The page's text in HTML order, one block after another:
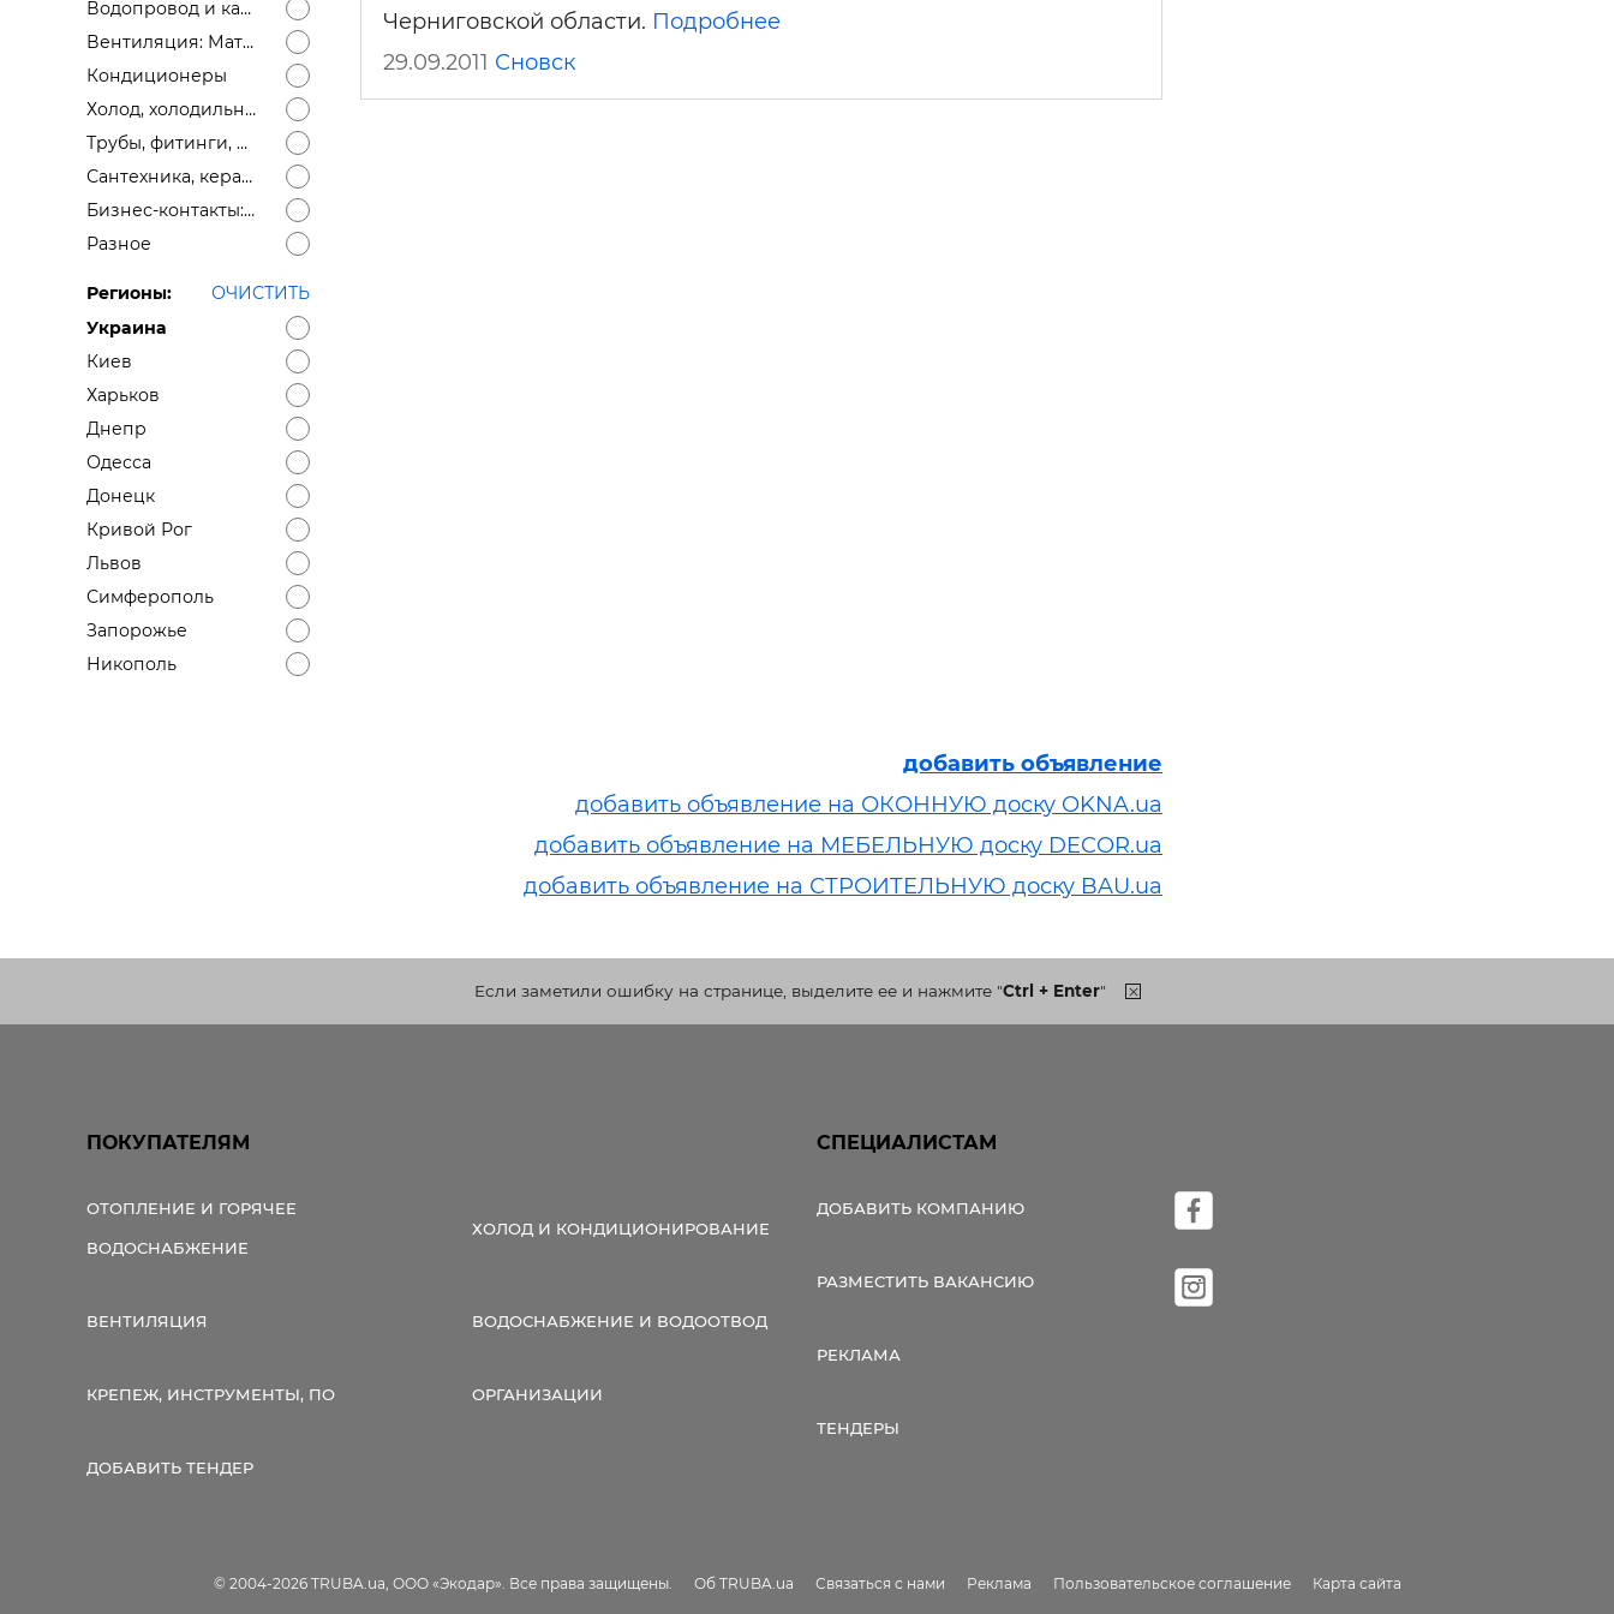
Водопровод и канализация: Материалы
Вентиляция: Материалы
Кондиционеры
Холод, холодильное оборудование
Трубы, фитинги, дымоходы
Сантехника, керамика
Бизнес-контакты: ищем поставщика, ищем дилеров, монтажные организации
Разное
Регионы:
ОЧИСТИТЬ
Украина
Киев
Харьков
Днепр
Одесса
Донецк
Кривой Рог
Львов
Симферополь
Запорожье
Никополь
Черниговской области. Подробнее
29.09.2011 Сновск
добавить объявление
добавить объявление на ОКОННУЮ доску OKNA.ua
добавить объявление на МЕБЕЛЬНУЮ доску DECOR.ua
добавить объявление на СТРОИТЕЛЬНУЮ доску BAU.ua
Если заметили ошибку на странице, выделите ее и нажмите"Ctrl + Enter"
ПОКУПАТЕЛЯМ
ОТОПЛЕНИЕ И ГОРЯЧЕЕ
ВОДОСНАБЖЕНИЕ
ХОЛОД И КОНДИЦИОНИРОВАНИЕ
ВЕНТИЛЯЦИЯ ВОДОСНАБЖЕНИЕ И ВОДООТВОД
КРЕПЕЖ, ИНСТРУМЕНТЫ, ПО ОРГАНИЗАЦИИ
ДОБАВИТЬ ТЕНДЕР
СПЕЦИАЛИСТАМ
ДОБАВИТЬ КОМПАНИЮ
РАЗМЕСТИТЬ ВАКАНСИЮ
РЕКЛАМА
ТЕНДЕРЫ
© 2004-2026 TRUBA.ua, ООО «Экодар». Все права защищены. Об TRUBA.ua Связаться с нами Реклама Пользовательское соглашение Карта сайта